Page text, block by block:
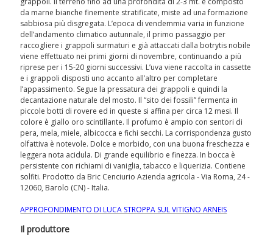
da marne bianche finemente stratificate, miste ad una formazione
sabbiosa più disgregata. L’epoca di vendemmia varia in funzione
dell’andamento climatico autunnale, il primo passaggio per
raccogliere i grappoli surmaturi e già attaccati dalla botrytis nobile
viene effettuato nei primi giorni di novembre, continuando a più
riprese per i 15-20 giorni successivi. L’uva viene raccolta in cassette
e i grappoli disposti uno accanto all’altro per completare
l’appassimento. Segue la pressatura dei grappoli e quindi la
decantazione naturale del mosto. Il “sito dei fossili” fermenta in
piccole botti di rovere ed in queste si affina per circa 12 mesi. Il
colore è giallo oro scintillante. Il profumo è ampio con sentori di
pera, mela, miele, albicocca e fichi secchi. La corrispondenza gusto
olfattiva è notevole. Dolce e morbido, con una buona freschezza e
leggera nota acidula. Di grande equilibrio e finezza. In bocca è
persistente con richiami di vaniglia, tabacco e liquerizia. Contiene
solfiti. Prodotto da Bric Cenciurio Azienda agricola - Via Roma, 24 -
12060, Barolo (CN) - Italia.
APPROFONDIMENTO DI LUCA STROPPA SUL VITIGNO ARNEIS
Il produttore